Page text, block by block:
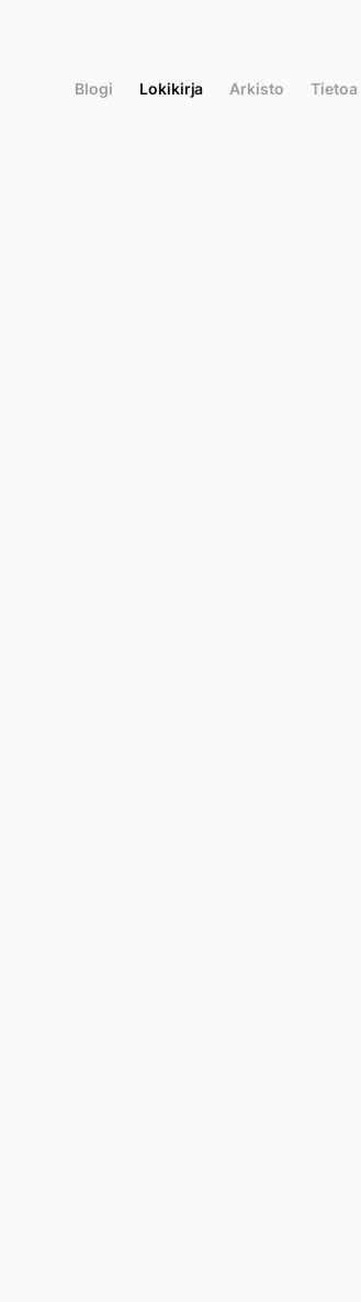
Blogi Lokikirja Arkisto Tietoa